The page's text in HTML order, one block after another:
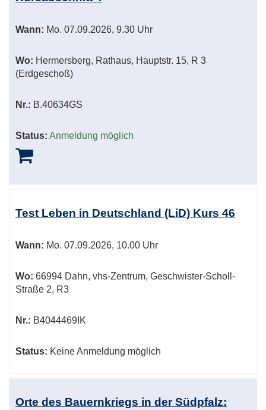
Wann: Mo. 07.09.2026, 9.30 Uhr
Wo: Hermersberg, Rathaus, Hauptstr. 15, R 3
(Erdgeschoß)
Nr.: B.40634GS
Status: Anmeldung möglich
Test Leben in Deutschland (LiD) Kurs 46
Wann: Mo. 07.09.2026, 10.00 Uhr
Wo: 66994 Dahn, vhs-Zentrum, Geschwister-Scholl-
Straße 2, R3
Nr.: B4044469IK
Status: Keine Anmeldung möglich
Orte des Bauernkriegs in der Südpfalz: